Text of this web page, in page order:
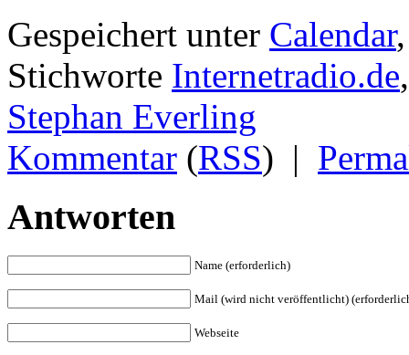
Gespeichert unter Calendar
Stichworte Internetradio.de
Stephan Everling
Kommentar (RSS) |
Antworten
Name (erforderlich)
Mail (wird nicht veröffentlicht)
Webseite